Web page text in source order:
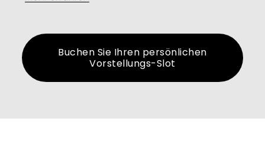
Buchen Sie Ihren persönlichen
Vorstellungs-Slot